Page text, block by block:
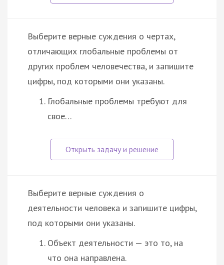
Выберите верные суждения о чертах,
отличающих глобальные проблемы от
других проблем человечества, и запишите
цифры, под которыми они указаны.
Глобальные проблемы требуют для
свое…
Выберите верные суждения о
деятельности человека и запишите цифры,
под которыми они указаны.
Объект деятельности — это то, на
что она направлена.